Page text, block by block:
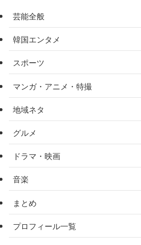
芸能全般
韓国エンタメ
スポーツ
マンガ・アニメ・特撮
地域ネタ
グルメ
ドラマ・映画
音楽
まとめ
プロフィール一覧